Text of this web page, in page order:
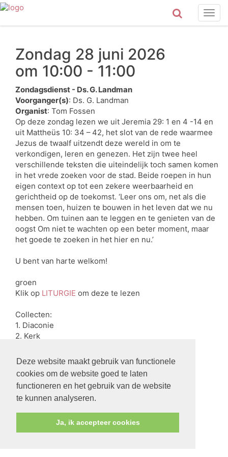
Deze website maakt gebruik van functionele
cookies om de website goed te laten
functioneren en het gebruik van de website
te kunnen analyseren.
Ja, ik accepteer cookies
Zondag 28 juni 2026
om 10:00 - 11:00
Zondagsdienst - Ds. G. Landman
Voorganger(s): Ds. G. Landman
Organist: Tom Fossen
Op deze zondag lezen we uit Jeremia 29: 1 en 4 -14 en
uit Mattheüs 10: 34 – 42, het slot van de rede waarmee
Jezus de twaalf uitzendt deze wereld in om te
verkondigen, leren en genezen. Het zijn twee heel
verschillende teksten die uiteindelijk toch samen komen
in het vrede zoeken voor de stad. Beide roepen in hun
eigen context op tot een zekere weerbaarheid en
gerichtheid op de toekomst. ‘Leer ons om, net als die
mensen toen, huizen te bouwen in het leven dat we nu
hebben. Om tuinen aan te leggen en te genieten van de
oogst Om niet te wachten op een beter moment, maar
het goede te zoeken in het hier en nu.’
U bent van harte welkom!
groen
Klik op LITURGIE om deze te lezen
Collecten:
1. Diaconie
2. Kerk
terug